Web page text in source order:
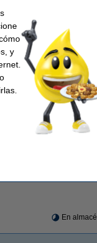
x 51 mm (4 rollos).
Núcleo mm:
76 mm
1000T
4
originales.
En
y